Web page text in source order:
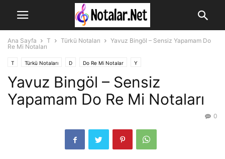
Ana Sayfa T Türkü Notaları
Yavuz Bingöl – Sensiz Yapamam Do
Re Mi Notaları
T Türkü Notaları D Do Re Mi Notalar Y
Yavuz Bingöl Türküleri Notaları
Yavuz Bingöl – Sensiz
Yapamam Do Re Mi Notaları
0